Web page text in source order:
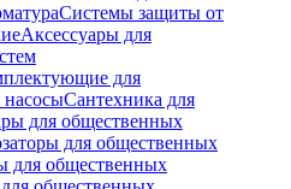
Системы защиты от
Аксессуары для
для
Сантехника для
для общественных
для общественных
для общественных